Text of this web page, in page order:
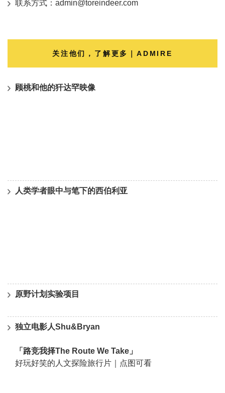
联系方式：admin@toreindeer.com
关注他们，了解更多｜ADMIRE
顾桃和他的犴达罕映像
人类学者眼中与笔下的西伯利亚
原野计划实验项目
独立电影人Shu&Bryan
「路竞我择The Route We Take」
好玩好笑的人文探险旅行片｜点图可看